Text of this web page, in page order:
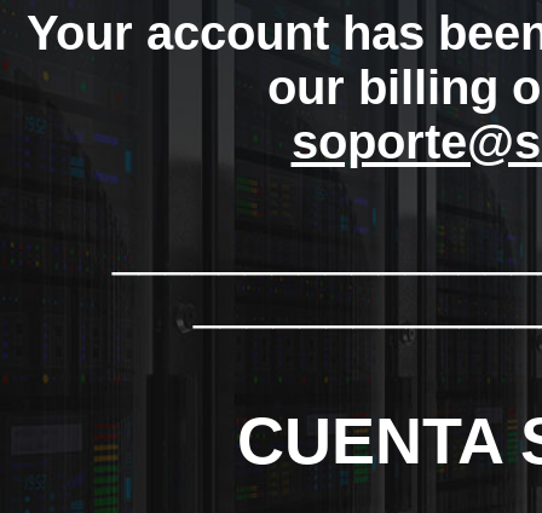
Your account has
our billing
CUENTA